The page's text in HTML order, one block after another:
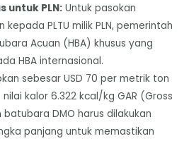
untuk PLN: Untuk pasokan
PLTU milik PLN, pemerintah
Acuan (HBA) khusus yang
HBA internasional.
sebesar USD 70 per metrik ton
kalor 6.322 kcal/kg GAR (Gross
batubara DMO harus dilakukan
panjang untuk memastikan